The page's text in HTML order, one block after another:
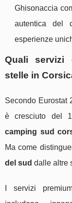
Ghisonaccia
autentica del
esperienze
Quali servizi
stelle in
Secondo Eurostat
è cresciuto del
camping sud
Ma come
del sud dalle altre
I servizi